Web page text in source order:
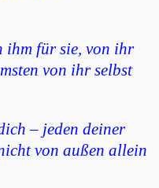
ihm für sie, von ihr
von ihr selbst
– jeden deiner
von außen allein